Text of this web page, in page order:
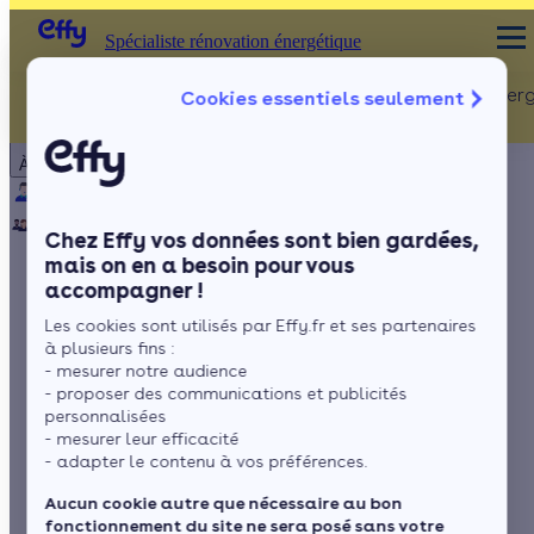
Cookies essentiels seulement
Chez Effy vos données sont bien gardées,
mais on en a besoin pour vous
accompagner !
Les cookies sont utilisés par Effy.fr et ses partenaires
à plusieurs fins :
- mesurer notre audience
- proposer des communications et publicités
personnalisées
- mesurer leur efficacité
- adapter le contenu à vos préférences.
Aucun cookie autre que nécessaire au bon
fonctionnement du site ne sera posé sans votre
À propos
Notre équipe
Rejoignez-nous Presse
Spécialiste rénovation énergétique Rénovation
Murs
Sols
Spécialiste rénovation énergétique
Zoom sur : les
énergies fossiles
par Amandine Martinet
Sommaire